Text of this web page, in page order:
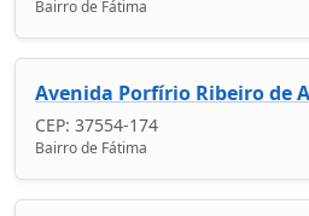
Bairro de Fátima
Avenida Porfírio Ribeiro de
CEP: 37554-174
Bairro de Fátima